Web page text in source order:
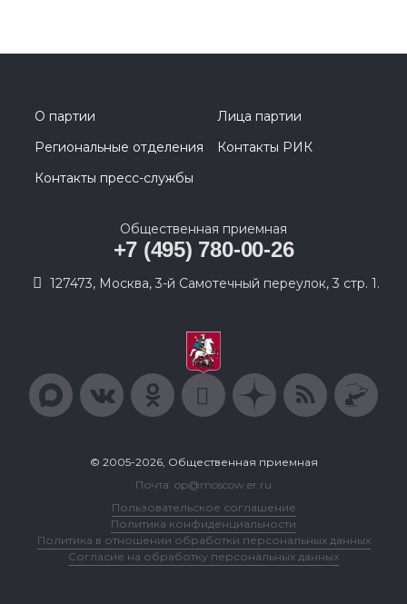
О партии
Лица партии
Региональные отделения
Контакты РИК
Контакты пресс-службы
Общественная приемная
+7 (495) 780-00-26
127473, Москва, 3-й Самотечный переулок, 3 стр. 1.
© 2005-2026, Общественная приемная
Почта: op@moscow.er.ru
Пользовательское соглашение
Политика конфиденциальности
Политика в отношении обработки персональных данных
Согласие на обработку персональных данных